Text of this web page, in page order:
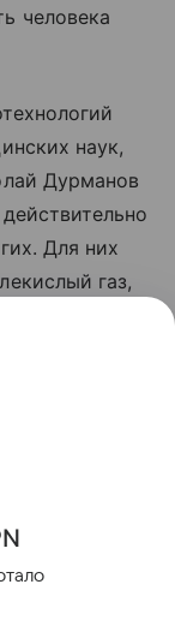
человека
наук,
Дурманов
Для них
газ,
N